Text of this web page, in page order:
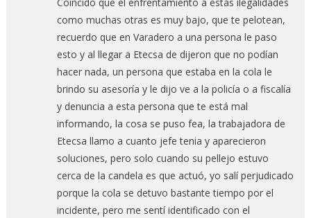
Coincido que el enfrentamiento a estas ilegalidades
como muchas otras es muy bajo, que te pelotean,
recuerdo que en Varadero a una persona le paso
esto y al llegar a Etecsa de dijeron que no podían
hacer nada, un persona que estaba en la cola le
brindo su asesoría y le dijo ve a la policía o a fiscalía
y denuncia a esta persona que te está mal
informando, la cosa se puso fea, la trabajadora de
Etecsa llamo a cuanto jefe tenia y aparecieron
soluciones, pero solo cuando su pellejo estuvo
cerca de la candela es que actuó, yo salí perjudicado
porque la cola se detuvo bastante tiempo por el
incidente, pero me sentí identificado con el